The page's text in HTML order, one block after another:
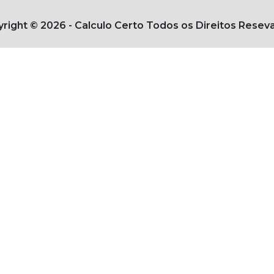
© 2026 - Calculo Certo Todos os Direitos